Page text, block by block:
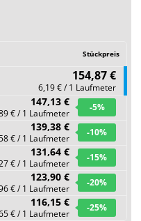
Stückpreis
154,87 €
6,19 € / 1 Laufmeter
147,13 €
€ / 1 Laufmeter
-5%
139,38 €
€ / 1 Laufmeter
-10%
131,64 €
€ / 1 Laufmeter
-15%
123,90 €
€ / 1 Laufmeter
-20%
116,15 €
€ / 1 Laufmeter
-25%